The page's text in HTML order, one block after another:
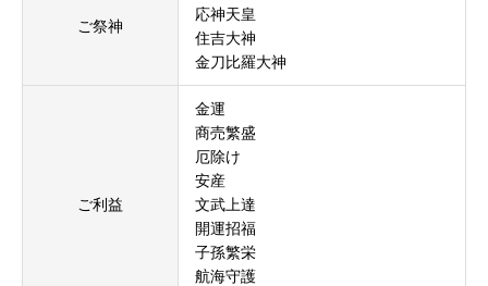
ご祭神
応神天皇
住吉大神
金刀比羅大神
ご利益
金運
商売繁盛
厄除け
安産
文武上達
開運招福
子孫繁栄
航海守護